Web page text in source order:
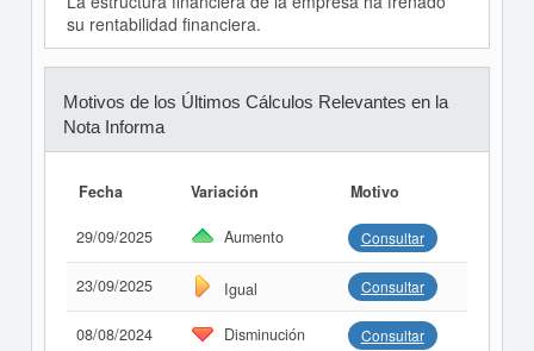
su rentabilidad financiera.
Motivos de los Últimos Cálculos Relevantes en la
Nota Informa
Fecha Variación Motivo
29/09/2025 Aumento Consultar
23/09/2025 Igual Consultar
08/08/2024 Disminución Consultar